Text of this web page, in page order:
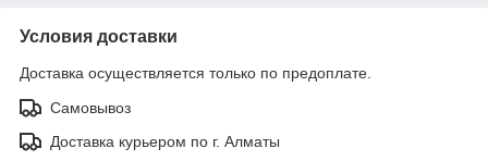
Условия доставки
Доставка осуществляется только по предоплате.
Самовывоз
Доставка курьером по г. Алматы